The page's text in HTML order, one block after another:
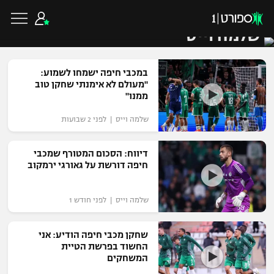
כדורגל ישראלי
ליגת העל
ליגה לאומית
גביע הטוטו
ליגיונרים
גביע המדינה
כדורגל עולמי
ליגת האלופות
ליגה אירופית
ליגה אנגלית
כדורסל ישראלי
ליגת ווינר סל
ליגה לאומית
כדורסל עולמי
NBA
שלמה וייס
במכבי חיפה ישמחו לשמוע:
"מעולם לא אימנתי שחקן טוב
ממנו"
שלמה וייס | לפני 2 שבועות
דיווח: הסכום המטורף שמכבי
חיפה דורשת על גאורגי ירמקוב
שלמה וייס | לפני חודש 1
שחקן מכבי חיפה הודיע: אני
החשוד בפרשת הטיית
המשחקים